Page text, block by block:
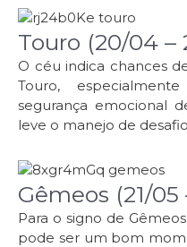
Touro (20/04 –
O céu indica chances
Touro,
segurança emocional
leve o manejo de
Gêmeos (21/05
Para o signo de
pode ser um bom